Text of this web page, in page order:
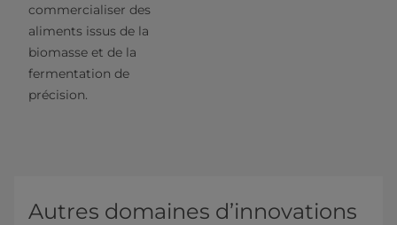
commercialiser des
aliments issus de la
biomasse et de la
fermentation de
précision.
Autres domaines d’innovations